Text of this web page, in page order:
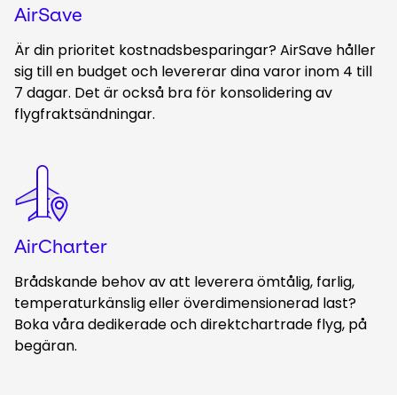
AirSave
Är din prioritet kostnadsbesparingar? AirSave håller
sig till en budget och levererar dina varor inom 4 till
7 dagar. Det är också bra för konsolidering av
flygfraktsändningar.
Keepeek
AirCharter
Brådskande behov av att leverera ömtålig, farlig,
temperaturkänslig eller överdimensionerad last?
Boka våra dedikerade och direktchartrade flyg, på
begäran.